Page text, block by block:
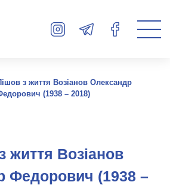
з життя Возіанов Олександр
(1938 – 2018)
життя Возіанов
Федорович (1938 –